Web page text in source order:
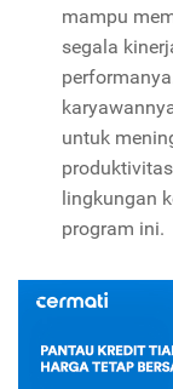
mampu
segala
untuk
lingkungan
program ini.